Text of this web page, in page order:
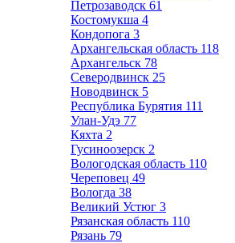
Петрозаводск 61
Костомукша 4
Кондопога 3
Архангельская область 118
Архангельск 78
Северодвинск 25
Новодвинск 5
Республика Бурятия 111
Улан-Удэ 77
Кяхта 2
Гусиноозерск 2
Вологодская область 110
Череповец 49
Вологда 38
Великий Устюг 3
Рязанская область 110
Рязань 79